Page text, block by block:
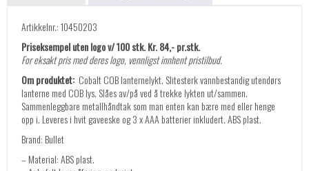
Artikkelnr.: 10450203
Priseksempel uten logo v/ 100 stk. Kr. 84,- pr.stk.
For eksakt pris med deres logo, vennligst innhent pristilbud.
Om produktet: Cobalt COB lanternelykt. Slitesterk vannbestandig utendørs
lanterne med COB lys. Slåes av/på ved å trekke lykten ut/sammen.
Sammenleggbare metallhåndtak som man enten kan bære med eller henge
opp i. Leveres i hvit gaveeske og 3 x AAA batterier inkludert. ABS plast.
Brand: Bullet
– Material: ABS plast.